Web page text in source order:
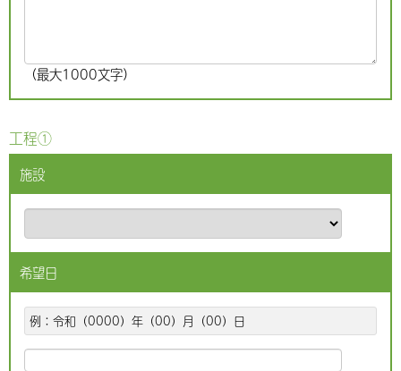
（最大1000文字）
工程①
施設
希望日
例：令和（0000）年（00）月（00）日